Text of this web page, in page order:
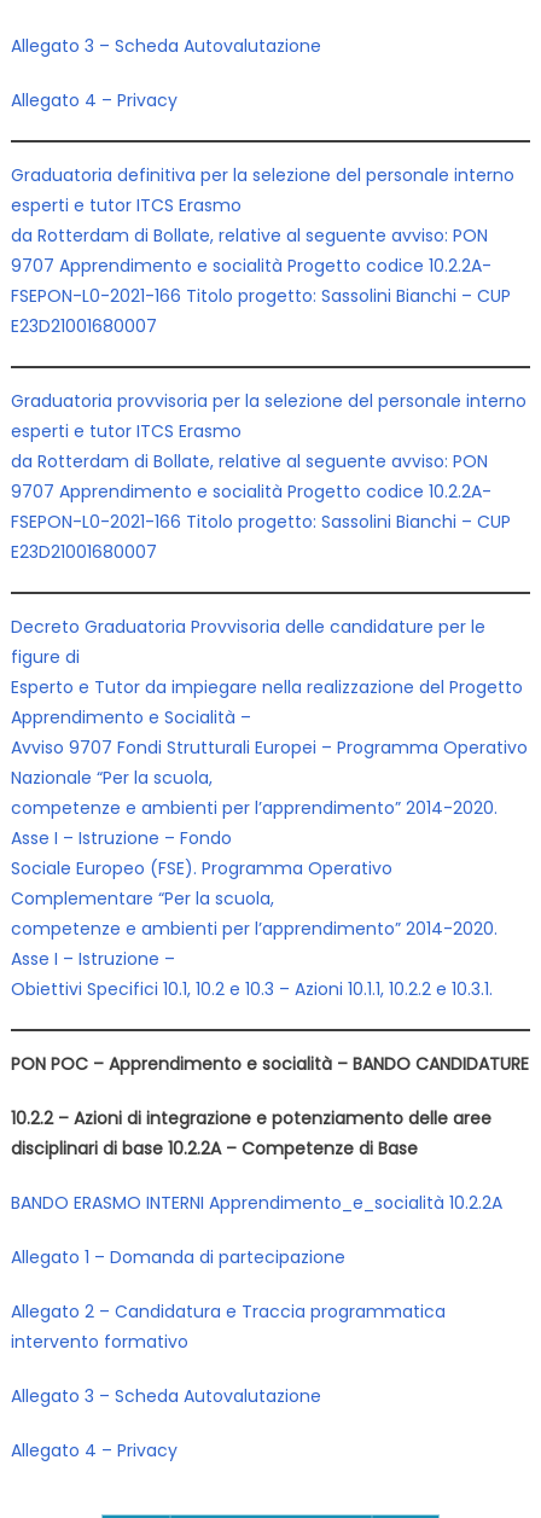
Allegato 3 – Scheda Autovalutazione
Allegato 4 – Privacy
Graduatoria definitiva per la selezione del personale interno
esperti e tutor ITCS Erasmo
da Rotterdam di Bollate, relative al seguente avviso: PON
9707 Apprendimento e socialità Progetto codice 10.2.2A-
FSEPON-L0-2021-166 Titolo progetto: Sassolini Bianchi – CUP
E23D21001680007
Graduatoria provvisoria per la selezione del personale interno
esperti e tutor ITCS Erasmo
da Rotterdam di Bollate, relative al seguente avviso: PON
9707 Apprendimento e socialità Progetto codice 10.2.2A-
FSEPON-L0-2021-166 Titolo progetto: Sassolini Bianchi – CUP
E23D21001680007
Decreto Graduatoria Provvisoria delle candidature per le
figure di
Esperto e Tutor da impiegare nella realizzazione del Progetto
Apprendimento e Socialità –
Avviso 9707 Fondi Strutturali Europei – Programma Operativo
Nazionale “Per la scuola,
competenze e ambienti per l’apprendimento” 2014-2020.
Asse I – Istruzione – Fondo
Sociale Europeo (FSE). Programma Operativo
Complementare “Per la scuola,
competenze e ambienti per l’apprendimento” 2014-2020.
Asse I – Istruzione –
Obiettivi Specifici 10.1, 10.2 e 10.3 – Azioni 10.1.1, 10.2.2 e 10.3.1.
PON POC – Apprendimento e socialità – BANDO CANDIDATURE
10.2.2 – Azioni di integrazione e potenziamento delle aree
disciplinari di base 10.2.2A – Competenze di Base
BANDO ERASMO INTERNI Apprendimento_e_socialità 10.2.2A
Allegato 1 – Domanda di partecipazione
Allegato 2 – Candidatura e Traccia programmatica
intervento formativo
Allegato 3 – Scheda Autovalutazione
Allegato 4 – Privacy